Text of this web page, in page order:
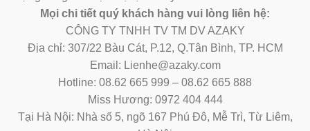
Mọi chi tiết quý khách hàng vui lòng liên hệ:
CÔNG TY TNHH TV TM DV AZAKY
Địa chỉ: 307/22 Bàu Cát, P.12, Q.Tân Bình, TP. HCM
Email: Lienhe@azaky.com
Hotline: 08.62 665 999 – 08.62 665 888
Miss Hương: 0972 404 444
Tại Hà Nội: Nhà số 5, ngõ 167 Phú Đô, Mễ Trì, Từ Liêm,